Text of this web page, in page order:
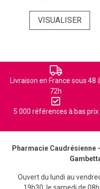
VISUALISER
Livraison en France sous 48
72h
5 000 références à bas prix
Pharmacie Caudrésienne
Ouvert du lundi au